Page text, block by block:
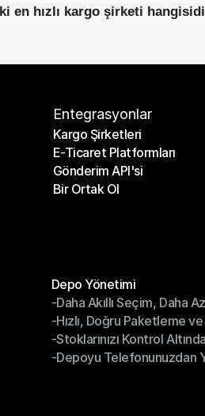
en hızlı kargo şirketi
Entegrasyonlar
Kargo Şirketleri
Kargo Şirketleri
E-Ticaret Platformları
E-Ticaret Platformları
Gönderim API'si
Gönderim API'si
Bir Ortak Ol
Depo Yönetimi
Depo Yönetimi
-Daha Akıllı Seçim, Daha
-Daha Akıllı Seçim, Daha
-Hızlı, Doğru Paketleme
-Hızlı, Doğru Paketleme ve
-Stoklarınızı Kontrol
-Stoklarınızı Kontrol
-Depoyu Telefonunuzdan